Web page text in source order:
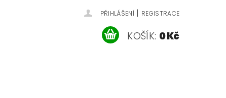
PŘIHLÁŠENÍ | REGISTRACE
KOŠÍK: 0 Kč